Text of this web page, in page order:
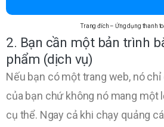
Trang đích – Ứng dụng thanh
2. Bạn cần một bản trình
phẩm (dịch vụ)
Nếu bạn có một trang web, nó
của bạn chứ không nó mang một
cụ thể. Ngay cả khi chạy quảng